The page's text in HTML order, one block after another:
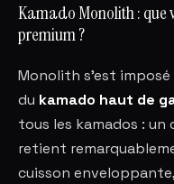
Kamado Monolith : que
premium ?
Monolith s'est imposé
du kamado haut de
tous les kamados : un
retient
cuisson